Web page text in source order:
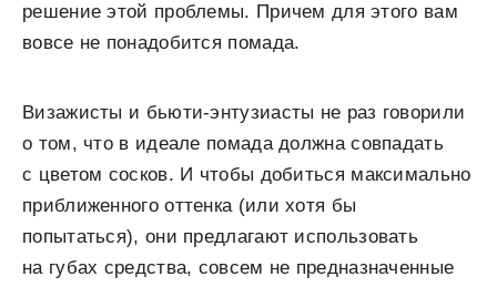
решение этой проблемы. Причем для этого вам
вовсе не понадобится помада.
Визажисты и бьюти-энтузиасты не раз говорили
о том, что в идеале помада должна совпадать
с цветом сосков. И чтобы добиться максимально
приближенного оттенка (или хотя бы
попытаться), они предлагают использовать
на губах средства, совсем не предназначенные